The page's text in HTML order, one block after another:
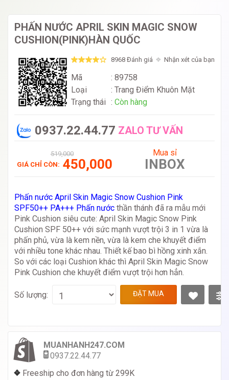
PHẤN NƯỚC APRIL SKIN MAGIC SNOW
CUSHION(PINK)HÀN QUỐC
8968 Đánh giá Nhận xét của bạn
Mã
: 89758
Loại
: Trang Điểm Khuôn Mặt
Trạng thái : Còn hàng
0937.22.44.77 ZALO TƯ VẤN
519,000
GIÁ CHỈ CÒN: 450,000
Mua sỉ
INBOX
Phấn nước April Skin Magic Snow Cushion Pink
SPF50++ PA+++ Phấn nước thần thánh đã ra mẫu mới
Pink Cushion siêu cute: April Skin Magic Snow Pink
Cushion SPF 50++ với sức mạnh vượt trội 3 in 1 vừa là
phấn phủ, vừa là kem nền, vừa là kem che khuyết điểm
với nhiều tone khác nhau. Thiết kế bao bì hồng xinh xắn.
So với các loại Cushion khác thì April Skin Magic Snow
Pink Cushion che khuyết điểm vượt trội hơn hẳn.
Số lượng: ĐẶT MUA
MUANHANH247.COM
0937.22.44.77
❖ Freeship cho đơn hàng từ 299K